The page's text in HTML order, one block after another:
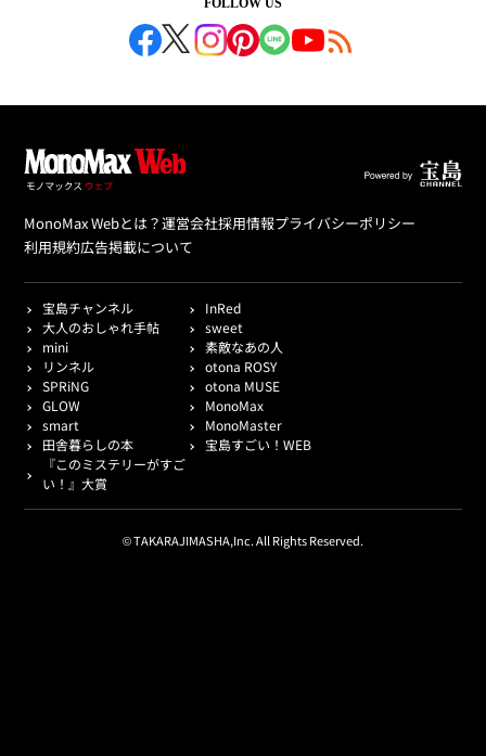
FOLLOW US
MonoMax Webとは？運営会社採用情報プライバシーポリシー
利用規約広告掲載について
宝島チャンネル
InRed
大人のおしゃれ手帖
sweet
mini
素敵なあの人
リンネル
otona ROSY
SPRiNG
otona MUSE
GLOW
MonoMax
smart
MonoMaster
田舎暮らしの本
宝島すごい！WEB
『このミステリーがすご
い！』大賞
© TAKARAJIMASHA,Inc. All Rights Reserved.